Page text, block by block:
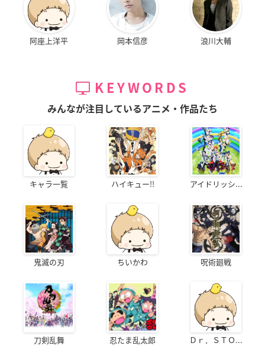
阿座上洋平 岡本信彦 浪川大輔
KEYWORDS
みんなが注目しているアニメ・作品たち
キャラ一覧 ハイキュー!! アイドリッシ...
鬼滅の刃 ちいかわ 呪術廻戦
刀剣乱舞 忍たま乱太郎 Ｄｒ．ＳＴＯ...